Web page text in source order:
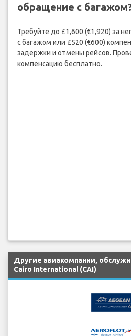
обращение с
Требуйте до £1,600 (€1,920) за
с багажом или £520 (€600)
задержки и отмены рейсов.
компенсацию бесплатно.
Другие авиакомпании,
Cairo International (CAI)